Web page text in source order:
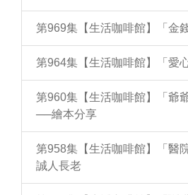
第969集【生活咖啡館】「金
第964集【生活咖啡館】「愛
第960集【生活咖啡館】「爺
──繪本分享
第958集【生活咖啡館】「醫
誠人長老